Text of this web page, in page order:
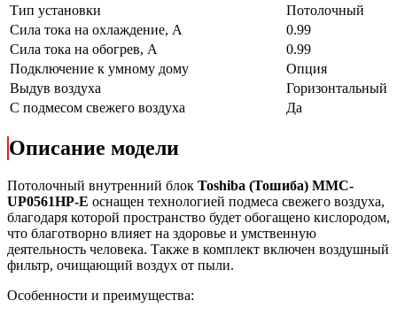
Тип установки
Потолочный
Сила тока на охлаждение, А
0.99
Сила тока на обогрев, А
0.99
Подключение к умному дому
Опция
Выдув воздуха
Горизонтальный
С подмесом свежего воздуха
Да
Описание модели
Потолочный внутренний блок Toshiba (Тошиба) MMC-
UP0561HP-E оснащен технологией подмеса свежего воздуха,
благодаря которой пространство будет обогащено кислородом,
что благотворно влияет на здоровье и умственную
деятельность человека. Также в комплект включен воздушный
фильтр, очищающий воздух от пыли.
Особенности и преимущества: